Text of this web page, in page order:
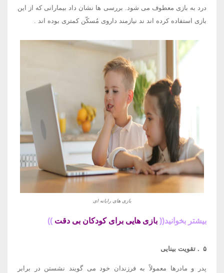
درد به بازی معطوف می شود. بررسی ها نشان داد بیمارانی که از این
بازی استفاده کرده اند ند نیازمند داروی مُسکّن کمتری بوده اند .
بازی های رایانه ای
بیشتر بخوانید(( بازی هایی برای کودکان بی دقت ))
۵ . تقویت بینایی
پدر و مادرها معمولاً به فرزندان خود می گویند نشستن در برابر